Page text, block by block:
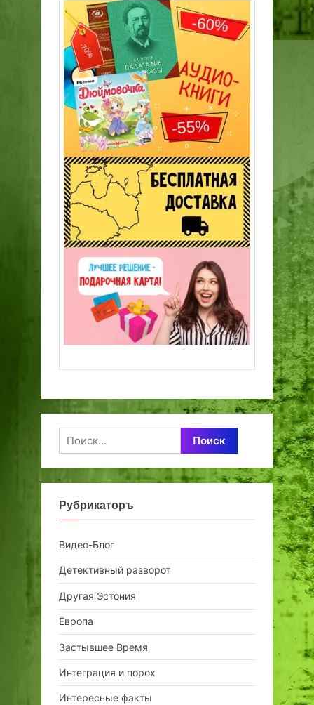
Найти:
Рубрикаторъ
Видео-Блог
Детективный разворот
Другая Эстония
Европа
Застывшее Время
Интеграция и порох
Интересные факты